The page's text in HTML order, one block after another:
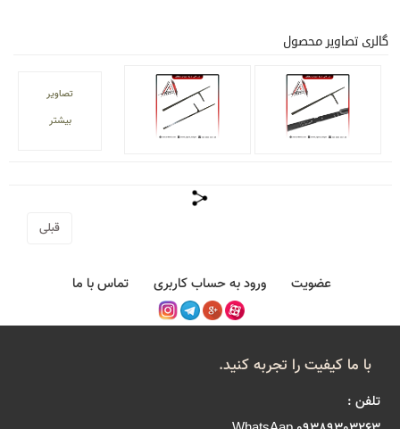
گالری تصاویر محصول
تصاویر
بیشتر
قبلی
عضویت ورود به حساب کاربری تماس با ما
با ما کیفیت را تجربه کنید.
تلفن :